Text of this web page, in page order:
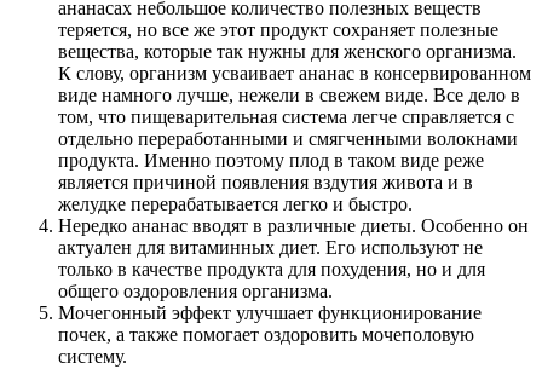
ананасах небольшое количество полезных веществ
теряется, но все же этот продукт сохраняет полезные
вещества, которые так нужны для женского организма.
К слову, организм усваивает ананас в консервированном
виде намного лучше, нежели в свежем виде. Все дело в
том, что пищеварительная система легче справляется с
отдельно переработанными и смягченными волокнами
продукта. Именно поэтому плод в таком виде реже
является причиной появления вздутия живота и в
желудке перерабатывается легко и быстро.
Нередко ананас вводят в различные диеты. Особенно он
актуален для витаминных диет. Его используют не
только в качестве продукта для похудения, но и для
общего оздоровления организма.
Мочегонный эффект улучшает функционирование
почек, а также помогает оздоровить мочеполовую
систему.